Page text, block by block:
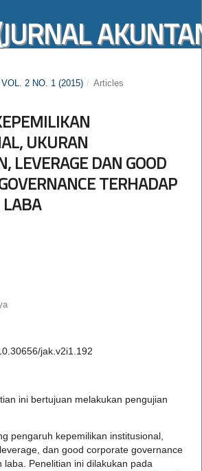
VOL. 2 NO. 1 (2015) / Articles
UKURAN
LEVERAGE DAN GOOD
TERHADAP
jak.v2i1.192
ini bertujuan melakukan pengujian
pengaruh kepemilikan institusional,
dan good corporate governance
Penelitian ini dilakukan pada